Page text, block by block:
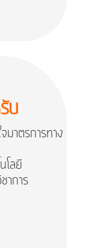
บ
มาตรการทาง
โลยี
าการ